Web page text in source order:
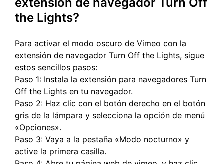
the Lights?
Para activar el modo oscuro de Vimeo con la
extensión de navegador Turn Off the Lights, sigue
estos sencillos pasos:
Paso 1: Instala la extensión para navegadores Turn
Off the Lights en tu navegador.
Paso 2: Haz clic con el botón derecho en el botón
gris de la lámpara y selecciona la opción de menú
«Opciones».
Paso 3: Vaya a la pestaña «Modo nocturno» y
active la primera casilla.